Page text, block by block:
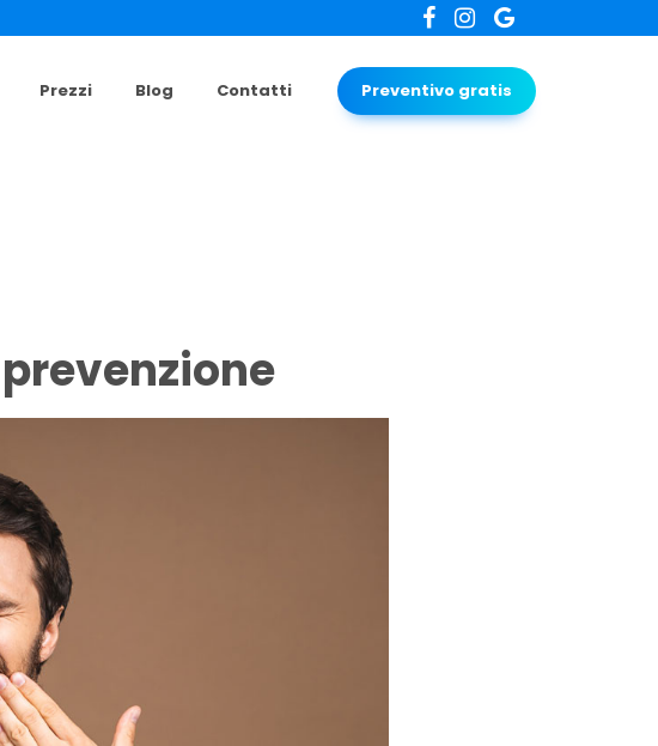
Prezzi Blog Contatti Preventivo gratis